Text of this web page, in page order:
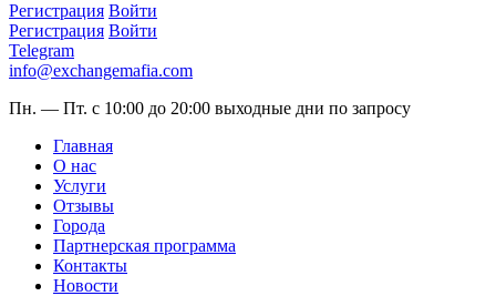
Регистрация Войти
Регистрация Войти
Telegram
info@exchangemafia.com
Пн. — Пт. с 10:00 до 20:00 выходные дни по запросу
Главная
О нас
Услуги
Отзывы
Города
Партнерская программа
Контакты
Новости